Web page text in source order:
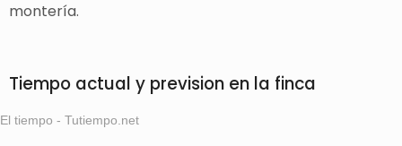
montería.
Tiempo actual y prevision en la finca
El tiempo - Tutiempo.net